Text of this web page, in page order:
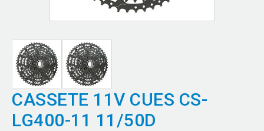
CASSETE 11V CUES CS-
LG400-11 11/50D